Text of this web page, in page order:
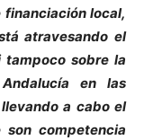
local,
atravesando el
tampoco sobre la
en las
a cabo el
competencia